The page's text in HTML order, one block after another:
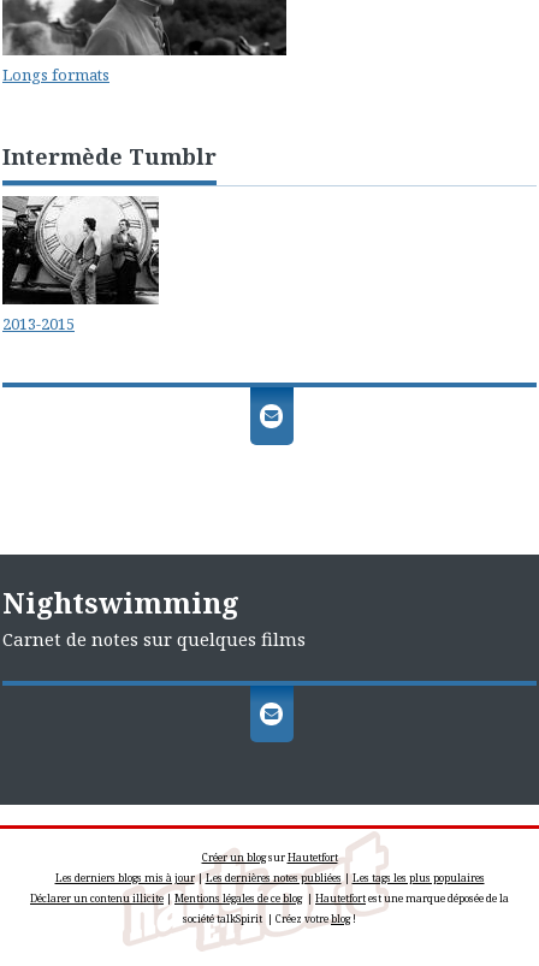
Longs formats
Intermède Tumblr
2013-2015
Nightswimming
Carnet de notes sur quelques films
Créer un blogsurHautetfort
Les derniers blogs mis à jour|Les dernières notes publiées |Les tags les plus populaires
Déclarer un contenu illicite| Mentions légales de ce blog| Hautetfortest une marque déposée de la
société talkSpirit | Créez votreblog!